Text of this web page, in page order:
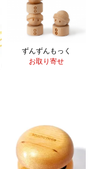
ずんずんもっく
お取り寄せ